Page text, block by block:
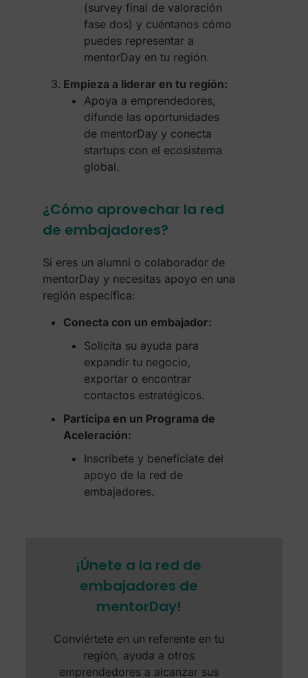
(survey final de valoración
fase dos) y cuéntanos cómo
puedes representar a
mentorDay en tu región.
Empieza a liderar en tu región:
Apoya a emprendedores,
difunde las oportunidades
de mentorDay y conecta
startups con el ecosistema
global.
¿Cómo aprovechar la red
de embajadores?
Si eres un alumni o colaborador de
mentorDay y necesitas apoyo en una
región específica:
Conecta con un embajador:
Solicita su ayuda para
expandir tu negocio,
exportar o encontrar
contactos estratégicos.
Participa en un Programa de
Aceleración:
Inscríbete y benefíciate del
apoyo de la red de
embajadores.
¡Únete a la red de
embajadores de
mentorDay!
Conviértete en un referente en tu
región, ayuda a otros
emprendedores a alcanzar sus